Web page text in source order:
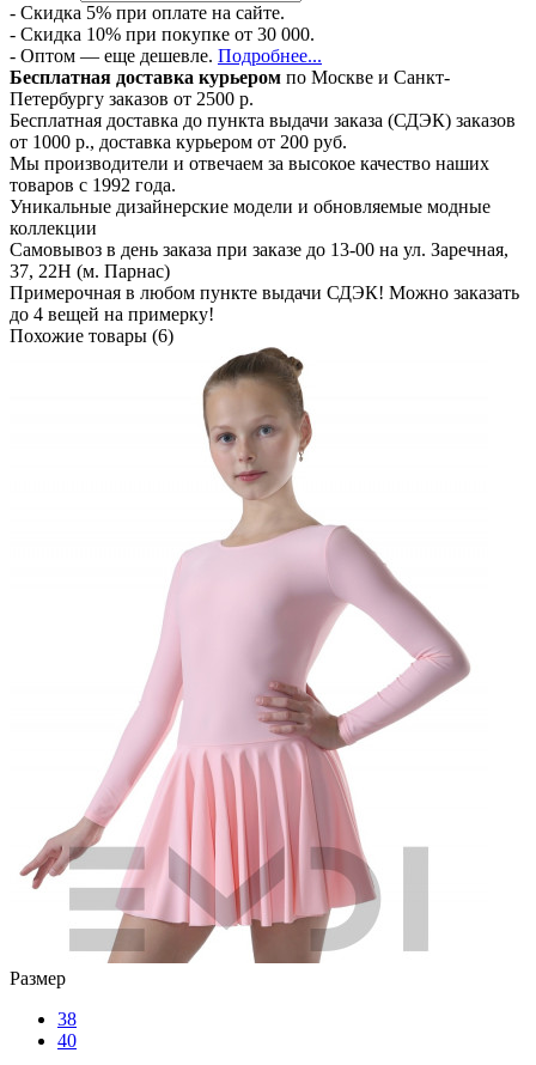
- Скидка 5% при оплате на сайте.
- Скидка 10% при покупке от 30 000.
- Оптом — еще дешевле. Подробнее...
Бесплатная доставка курьером по Москве и Санкт-
Петербургу заказов от 2500 р.
Бесплатная доставка до пункта выдачи заказа (СДЭК) заказов
от 1000 р., доставка курьером от 200 руб.
Мы производители и отвечаем за высокое качество наших
товаров с 1992 года.
Уникальные дизайнерские модели и обновляемые модные
коллекции
Самовывоз в день заказа при заказе до 13-00 на ул. Заречная,
37, 22Н (м. Парнас)
Примерочная в любом пункте выдачи СДЭК! Можно заказать
до 4 вещей на примерку!
Похожие товары (6)
Размер
38
40